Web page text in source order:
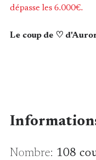
dépasse les 6.000€.
Le coup de ♡
Nombre: 108